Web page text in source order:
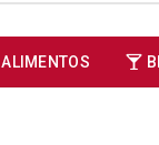
ALIMENTOS